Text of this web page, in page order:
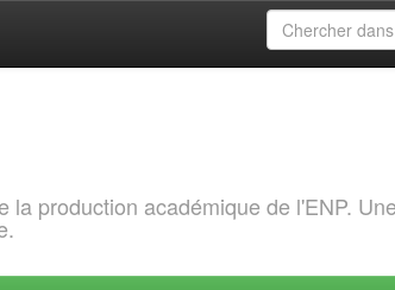
production académique de l'ENP.